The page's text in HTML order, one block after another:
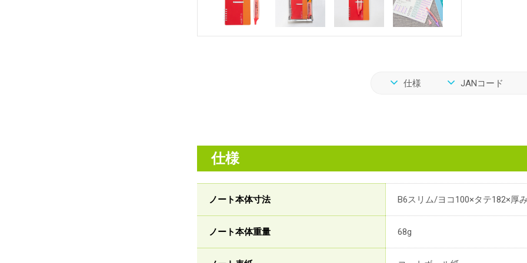
仕様 JANコード
仕様
ノート本体寸法 B6スリム/ヨコ100×タテ182×厚
ノート本体重量 68g